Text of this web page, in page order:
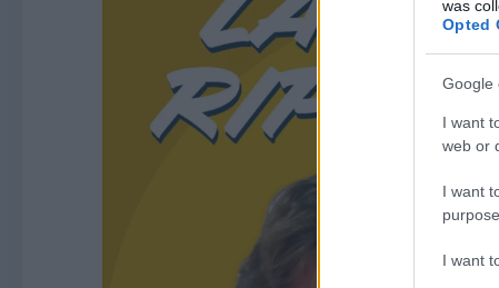
was
Opted
Google
I want
web or
I want
I want